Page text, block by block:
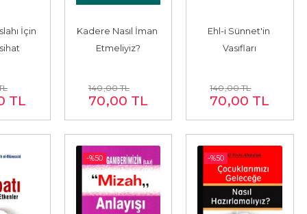
İçin
TL
Kadere Nasıl İman
Etmeliyiz?
140,00TL
70,00 TL
Ehl-i Sünnet'in
Vasıfları
140,00TL
70,00 TL
-%50 -%50